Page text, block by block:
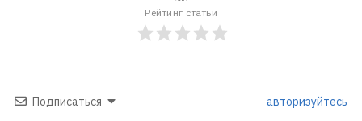
Рейтинг статьи
Подписаться авторизуйтесь